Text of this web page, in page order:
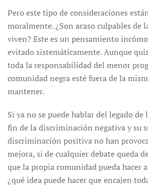
Pero este tipo de consideraciones
moralmente. ¿Son acaso culpables de
viven? Este es un pensamiento
evitado sistemáticamente. Aunque
toda la responsabilidad del menor
comunidad negra esté fuera de la
mantener.
Si ya no se puede hablar del legado de
fin de la discriminación negativa y su
discriminación positiva no han
mejora, si de cualquier debate queda
que la propia comunidad pueda hacer
¿qué idea puede hacer que encajen